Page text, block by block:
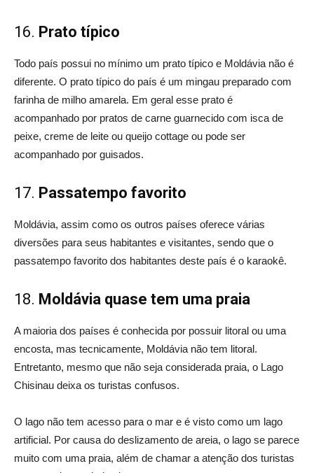
16. Prato típico
Todo país possui no mínimo um prato típico e Moldávia não é
diferente. O prato típico do país é um mingau preparado com
farinha de milho amarela. Em geral esse prato é
acompanhado por pratos de carne guarnecido com isca de
peixe, creme de leite ou queijo cottage ou pode ser
acompanhado por guisados.
17. Passatempo favorito
Moldávia, assim como os outros países oferece várias
diversões para seus habitantes e visitantes, sendo que o
passatempo favorito dos habitantes deste país é o karaokê.
18. Moldávia quase tem uma praia
A maioria dos países é conhecida por possuir litoral ou uma
encosta, mas tecnicamente, Moldávia não tem litoral.
Entretanto, mesmo que não seja considerada praia, o Lago
Chisinau deixa os turistas confusos.
O lago não tem acesso para o mar e é visto como um lago
artificial. Por causa do deslizamento de areia, o lago se parece
muito com uma praia, além de chamar a atenção dos turistas